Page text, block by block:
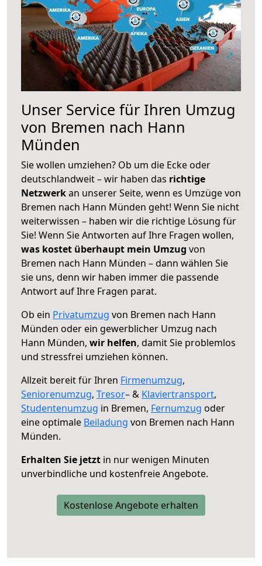
Unser Service für Ihren Umzug
von Bremen nach Hann
Münden
Sie wollen umziehen? Ob um die Ecke oder
deutschlandweit – wir haben das richtige
Netzwerkan unserer Seite, wenn es Umzüge von
Bremen nach Hann Münden geht! Wenn Sie nicht
weiterwissen – haben wir die richtige Lösung für
Sie! Wenn Sie Antworten auf Ihre Fragen wollen,
was kostet überhaupt mein Umzug von
Bremen nach Hann Münden – dann wählen Sie
sie uns, denn wir haben immer die passende
Antwort auf Ihre Fragen parat.
Ob ein Privatumzug von Bremen nach Hann
Münden oder ein gewerblicher Umzug nach
Hann Münden, wir helfen, damit Sie problemlos
und stressfrei umziehen können.
Allzeit bereit für Ihren Firmenumzug,
Seniorenumzug, Tresor– & Klaviertransport,
Studentenumzug in Bremen, Fernumzug oder
eine optimale Beiladung von Bremen nach Hann
Münden.
Erhalten Sie jetzt in nur wenigen Minuten
unverbindliche und kostenfreie Angebote.
Kostenlose Angebote erhalten